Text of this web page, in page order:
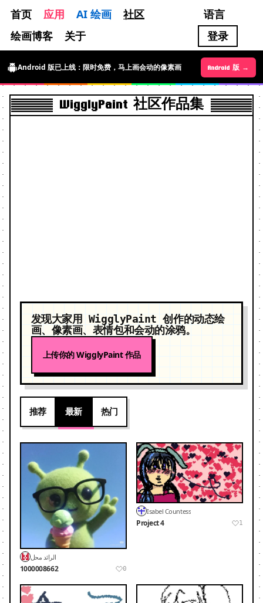
首页 应用 AI 绘画
社区
绘画博客
关于
语言
登录
Android 版已上线：限时免费，马上画会动的像素画 Android 版 →
iOS 版 →
WigglyPaint 社区作品集
发现大家用 WigglyPaint 创作的动态绘
画、像素画、表情包和会动的涂鸦。
上传你的 WigglyPaint 作品
推荐 最新 热门
الرائد محل
1000008662 0
Isabel Countess
Project 4 1